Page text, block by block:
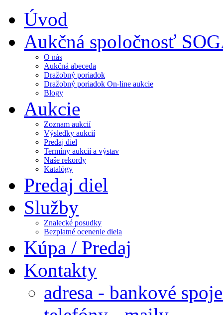
Úvod
Aukčná spoločnosť
O nás
Aukčná abeceda
Dražobný poriadok
Dražobný poriadok On-line aukcie
Blogy
Aukcie
Zoznam aukcií
Výsledky aukcií
Predaj diel
Termíny aukcií a výstav
Naše rekordy
Katalógy
Predaj diel
Služby
Znalecké posudky
Bezplatné ocenenie diela
Kúpa / Predaj
Kontakty
adresa - bankové